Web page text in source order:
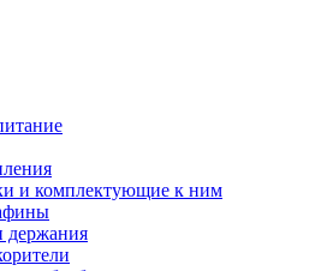
и комплектующие к ним